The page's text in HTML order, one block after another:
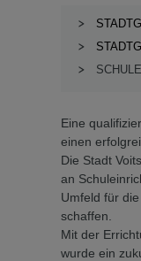
Eine
einen
Die Stadt
an
Umfeld für
schaffen.
Mit der
wurde ein